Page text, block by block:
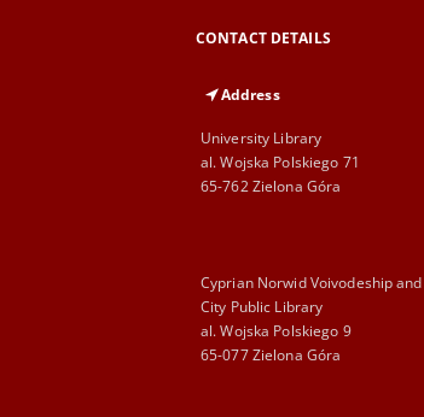
CONTACT DETAILS
Address
University Library
al. Wojska Polskiego 71
65-762 Zielona Góra
Cyprian Norwid Voivodeship and
City Public Library
al. Wojska Polskiego 9
65-077 Zielona Góra